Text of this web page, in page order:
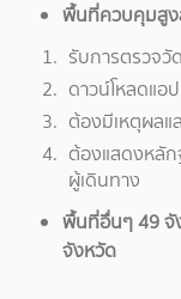
พื้นที่ควบคุมสูง
รับการตรวจ
ดาวน์โหลดแอ
ต้องมีเหตุผลแ
ต้องแสดงหลั
ผู้เดินทาง
พื้นที่อื่นๆ 49 จั
จังหวัด